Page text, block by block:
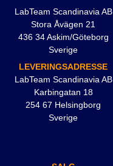
LabTeam Scandinavia AB
Stora Åvägen 21
436 34 Askim/Göteborg
Sverige
LEVERINGSADRESSE
LabTeam Scandinavia AB
Karbingatan 18
254 67 Helsingborg
Sverige